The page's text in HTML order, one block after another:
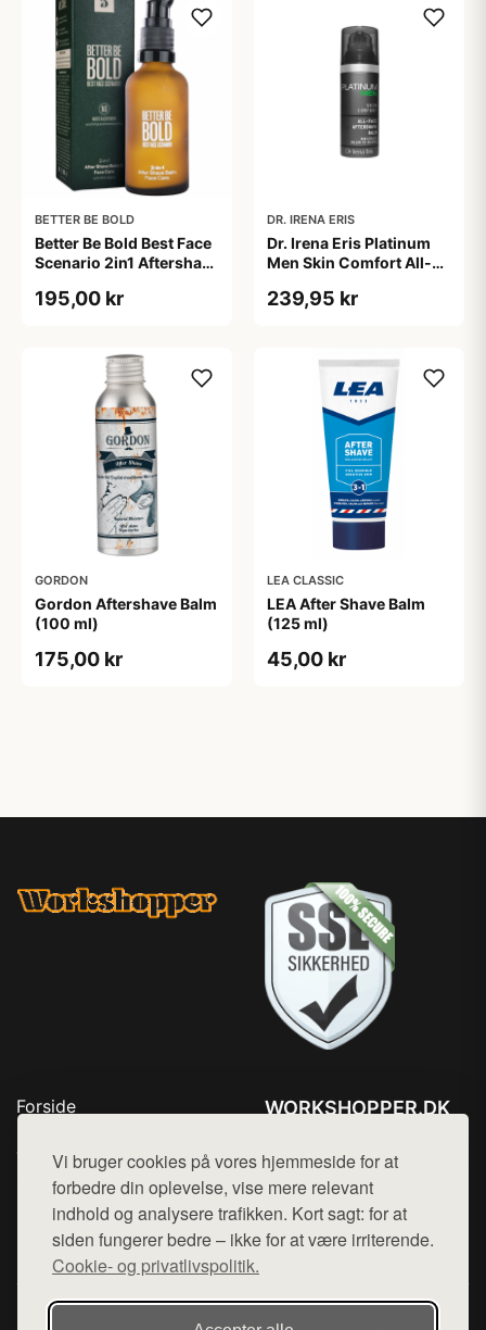
Vi bruger cookies på vores hjemmeside for at
forbedre din oplevelse, vise mere relevant
indhold og analysere trafikken. Kort sagt: for at
siden fungerer bedre – ikke for at være irriterende.
Cookie- og privatlivspolitik.
BETTER BE BOLD
Better Be Bold Best Face
Scenario 2in1 Aftershave
ml)
195,00 kr
DR. IRENA ERIS
Dr. Irena Eris Platinum
Men Skin Comfort All-
(50 ml)
239,95 kr
GORDON
Gordon Aftershave Balm
(100 ml)
175,00 kr
LEA CLASSIC
LEA After Shave Balm
(125 ml)
45,00 kr
Forside
Top Rabatter
Kontakt
WORKSHOPPER.DK
Mail: hej@want.dk
Cookie- og privatlivspolitik